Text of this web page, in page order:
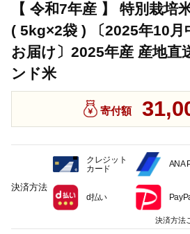
【 令和7年産 】 特別栽培
( 5kg×2袋 ) 〔2025年10月
お届け〕2025年産 産地直
ンド米
寄付額
決済方法
クレジット
カード
ANA
d払い
決済方法